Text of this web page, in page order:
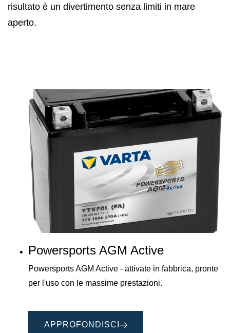
risultato è un divertimento senza limiti in mare
aperto.
Powersports AGM Active
Powersports AGM Active - attivate in fabbrica, pronte
per l'uso con le massime prestazioni.
APPROFONDISCI